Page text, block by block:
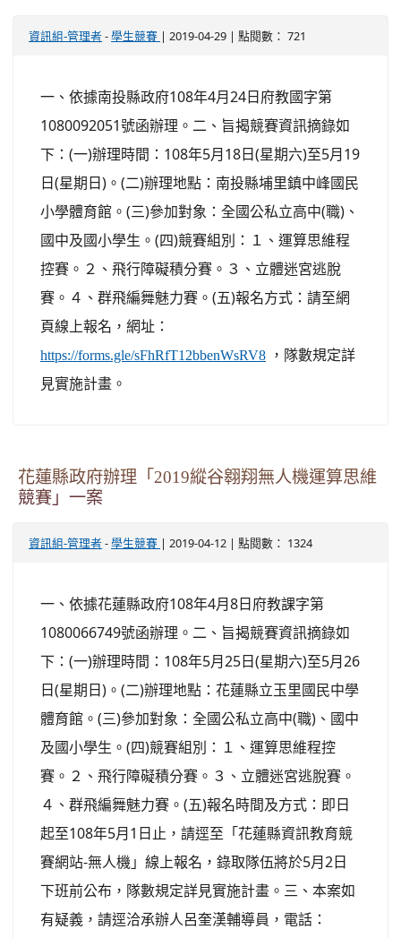
資訊組-管理者 - 學生競賽 | 2019-04-29 | 點閱數： 721
一、依據南投縣政府108年4月24日府教國字第
1080092051號函辦理。二、旨揭競賽資訊摘錄如
下：(一)辦理時間：108年5月18日(星期六)至5月19
日(星期日)。(二)辦理地點：南投縣埔里鎮中峰國民
小學體育館。(三)參加對象：全國公私立高中(職)、
國中及國小學生。(四)競賽組別：１、運算思維程
控賽。２、飛行障礙積分賽。３、立體迷宮逃脫
賽。４、群飛編舞魅力賽。(五)報名方式：請至網
頁線上報名，網址：
https://forms.gle/sFhRfT12bbenWsRV8
，隊數規定詳
見實施計畫。
花蓮縣政府辦理「2019縱谷翱翔無人機運算思維
競賽」一案
資訊組-管理者 - 學生競賽 | 2019-04-12 | 點閱數： 1324
一、依據花蓮縣政府108年4月8日府教課字第
1080066749號函辦理。二、旨揭競賽資訊摘錄如
下：(一)辦理時間：108年5月25日(星期六)至5月26
日(星期日)。(二)辦理地點：花蓮縣立玉里國民中學
體育館。(三)參加對象：全國公私立高中(職)、國中
及國小學生。(四)競賽組別：１、運算思維程控
賽。２、飛行障礙積分賽。３、立體迷宮逃脫賽。
４、群飛編舞魅力賽。(五)報名時間及方式：即日
起至108年5月1日止，請逕至「花蓮縣資訊教育競
賽網站-無人機」線上報名，錄取隊伍將於5月2日
下班前公布，隊數規定詳見實施計畫。三、本案如
有疑義，請逕洽承辦人呂奎漢輔導員，電話：